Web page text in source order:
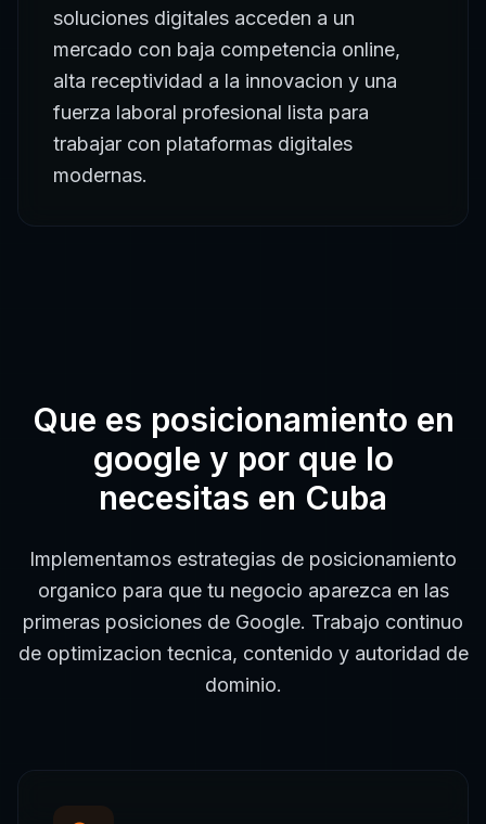
soluciones digitales acceden a un
mercado con baja competencia online,
alta receptividad a la innovacion y una
fuerza laboral profesional lista para
trabajar con plataformas digitales
modernas.
Que es posicionamiento en
google y por que lo
necesitas en Cuba
Implementamos estrategias de posicionamiento
organico para que tu negocio aparezca en las
primeras posiciones de Google. Trabajo continuo
de optimizacion tecnica, contenido y autoridad de
dominio.